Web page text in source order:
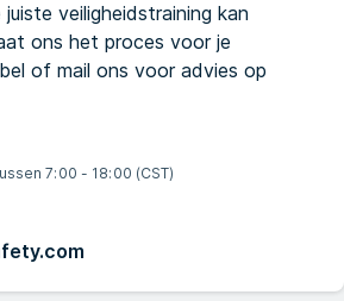
veiligheidstraining kan
ons het proces voor je
of mail ons voor advies op
7:00 - 18:00 (CST)